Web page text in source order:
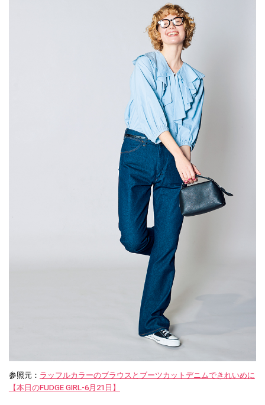
参照元： ラッフルカラーのブラウスとブーツカットデニムできれいめに
【本日のFUDGE GIRL-6月21日】